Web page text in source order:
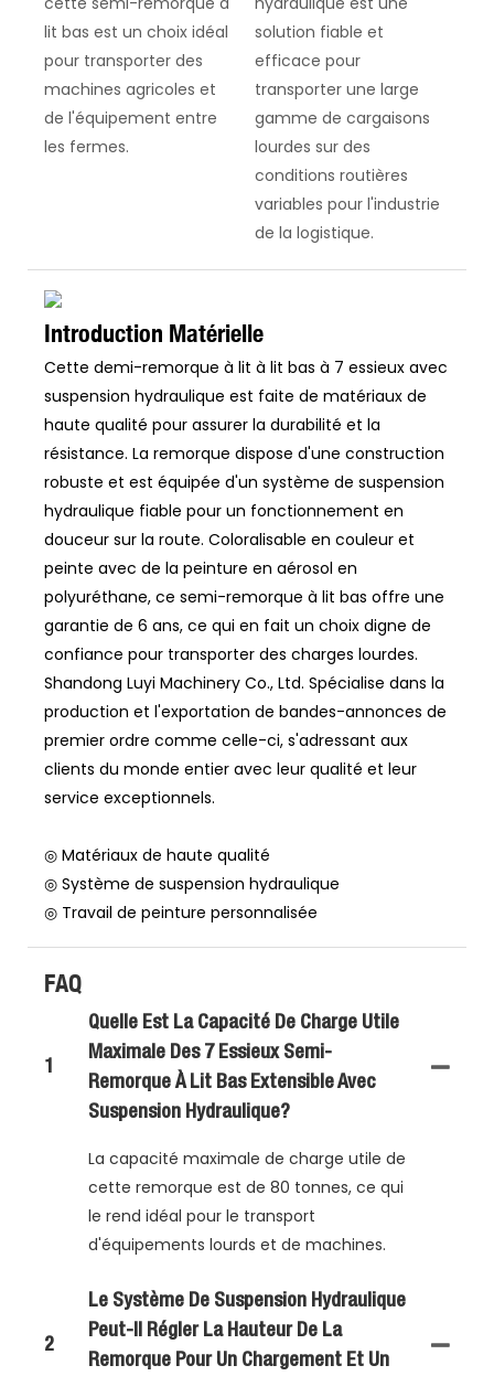
lit bas est un choix idéal
pour transporter des
machines agricoles et
de l'équipement entre
les fermes.
solution fiable et
efficace pour
transporter une large
gamme de cargaisons
lourdes sur des
conditions routières
variables pour l'industrie
de la logistique.
Introduction Matérielle
Cette demi-remorque à lit à lit bas à 7 essieux avec
suspension hydraulique est faite de matériaux de
haute qualité pour assurer la durabilité et la
résistance. La remorque dispose d'une construction
robuste et est équipée d'un système de suspension
hydraulique fiable pour un fonctionnement en
douceur sur la route. Coloralisable en couleur et
peinte avec de la peinture en aérosol en
polyuréthane, ce semi-remorque à lit bas offre une
garantie de 6 ans, ce qui en fait un choix digne de
confiance pour transporter des charges lourdes.
Shandong Luyi Machinery Co., Ltd. Spécialise dans la
production et l'exportation de bandes-annonces de
premier ordre comme celle-ci, s'adressant aux
clients du monde entier avec leur qualité et leur
service exceptionnels.
◎ Matériaux de haute qualité
◎ Système de suspension hydraulique
◎ Travail de peinture personnalisée
FAQ
1
Quelle Est La Capacité De Charge Utile
Maximale Des 7 Essieux Semi-
Remorque À Lit Bas Extensible Avec
Suspension Hydraulique?
La capacité maximale de charge utile de
cette remorque est de 80 tonnes, ce qui
le rend idéal pour le transport
d'équipements lourds et de machines.
2
Le Système De Suspension Hydraulique
Peut-Il Régler La Hauteur De La
Remorque Pour Un Chargement Et Un